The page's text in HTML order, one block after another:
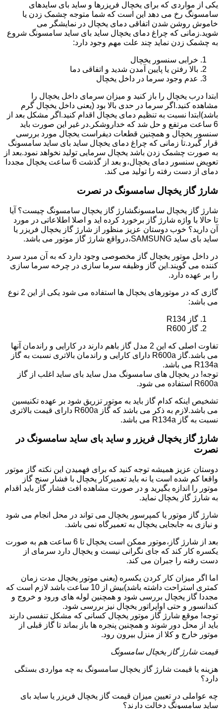
یکی از مواردی که برای یخچال فریزرها و ساید بای سایدهای
سامسونگ رخ می دهد این است که شما متوجه چشمک زدن یا
خاموش روشن شدن اتفاقی دمای یخچال در نمایشگر می
شوید.زمانی که چراغ دمای یخچال ساید بای ساید سامسونگ شروع
به چشمک زدن نماید چند علت مهم وجود دارد:
خرابی سنسور یخچال
بالا رفتن یا پایین آمدن شدید و اتفاقی دما
عدم وجود سرما در داخل یخچال
ابتدا درب یخچال را باز کنید و میزان سرمای داخل یخچال را
مشاهده کنید.اگر سرما در حدی بالا بود (یعنی داخل یخچال گرم
باشد)ابتدا نسبت به تنظیم دمای یخچال اقدام کنید.اگر مشکل بعد از
6 ساعت مرتفع و حل شد که خداروشکر.در غیر این صورت باید
سنسور یخچال و همچنین قطعات دیفراست یخچال مورد بررسی
قرار گیرد.تا زمانی که چراغ دمای یخچال ساید بای ساید سامسونگ
به صورت چشمک زدن باشد یخچال سرمایی تولید نخواهد نمود.بعد از
تعویض سنسور دمای یخچال،و بعد از گذشت 6 ساعت یخچال مجددا
دمای از دست رفته را تولید می کند.
شارژ گاز یخچال سامسونگ در نصرت
شارژ گاز یخچال سامسونگشارژ گاز یخچال سامسونگ چیست؟ آیا
تا حالا با واژه شارژ گاز برخورد کرده اید و اصلا اطلاعاتی در مورد
آن دارید؟ خوب دوستان عزیز منظور از شارژ گاز یخچال فریزر یا
ساید بای ساید SAMSUNG،درواقع شارژ گاز موتور می باشد.
در داخل موتور یخچال گاز مخصوصی وجود دارد که به آن مبرد سرد
کننده می گویند.این گاز وظیفه سرما سازی در چرخه سرما سازی
را بر عهده دارد.
گازی که در موتورهای یخچال ها استفاده می شود یکی از این 2 نوع
می باشد:
گاز R134
گاز R600
تفاوت اصلی که این 2 مدل گاز باهم دارند در کارایی و راندمان آنها
می باشد.گاز R600a دارای کارایی و راندمان بالاتری نسبت به گاز
R134a می باشد.
توجه! در یخچال های سامسونگ مدل ساید بای ساید اغلب از گاز
R600a استفاده می شود.
تشخیص اینکه کدام گاز باید به موتور تزریق شود بر عهده تکنیسین
می باشد.لازم به ذکر می باشد که گاز R600a دارای قیمت بالاتری
نسبت به گاز R134a می باشد.
شارژ گاز یخچال فریزر و ساید بای ساید سامسونگ در
نصرت
دوستان عزیز همیشه توجه کنید که برای فهمیدن این نکته گاز موتور
واقعا کم شده است یا نه باید تعمیرکار یخچال با فشار سنج گاز
موتور را اندازه بگیرید و در صورت مشاهده افت فشار گاز باید اقدام
به شارژ گاز یخچال نماید.
شارژ گاز موتور یا کمپرسور یخچال می تواند در محل انجام می شود
و نیازی به جابجایی یخچال به تعمیرگاه نمی باشد.
بعد از شارژ گاز،موتور ممکن است یخچال تا 6 ساعت هم به صورت
یکسره کار کند که جای نگرانی نیست و یخچال دارد سرمای از
دست رفته را جبران می کند.
اما اگر میزان کار کردن یکسره (یعنی موتور یخچال مدت زمان
کمتری استراحت داشته باشد)بیش از 10 ساعت باشد لازم است که
مجددا گاز یخچال بررسی شود و همچنین لوله های ورود و خروج و
کندانسور و حتی اواپراتور یخچال نیز بررسی شود.
توجه! موقع شارژ گاز موتور یخچال کسانی که مشکل تنفسی دارند
باید از محل دور شوند و همچنین پنجره ها باز بماند تا گاز قبلی از
موتور خارج و کلا از منزل بیرون رود.
قیمت شارژ گاز یخچال سامسونگ
هزینه یا قیمت شارژ گاز یخچال سامسونگ به چه مواردی بستگی
دارد؟
چه عواملی در تعیین میزان قیمت گاز یخچال فریزر یا ساید بای
ساید سامسونگ دخالت دارند؟